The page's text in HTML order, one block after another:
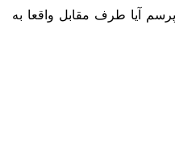
آیا طرف مقابل واقعا به